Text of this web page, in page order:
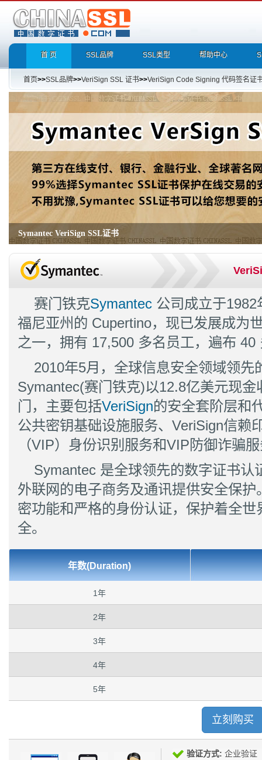
首 页 SSL品牌 SSL类型 帮助中心
首页>>SSL品牌>>VeriSign SSL 证书>>VeriSign Code Signing 代码签名证
Symantec VeriSign SSL证书
Secure Site Pro with EV SSL Certificates,Secure Site with EV SSL Certificates,Secure
业、全球著名网站 99%选择Symantec SSL证书保护在线交易的安全。 不用犹豫
赛门铁克Symantec 公司成立于
福尼亚州的 Cupertino，现已发展成为
之一，拥有 17,500 多名员工，遍布 40
2010年5月，全球信息安全领域领先
Symantec(赛门铁克)以12.8亿美元现
门，主要包括VeriSign的安全套阶层和
公共密钥基础设施服务、VeriSign信赖
（VIP）身份识别服务和VIP防御诈骗
Symantec 是全球领先的数字证书认
外联网的电子商务及通讯提供安全保
密功能和严格的身份认证，保护着全
全。
年数(Duration)
1年
2年
3年
4年
5年
立刻购买
验证方式: 企业验证